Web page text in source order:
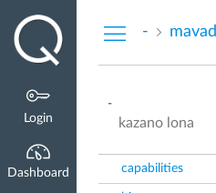
Login
Dashboard
- mavad
-
kazano lona
capabilities